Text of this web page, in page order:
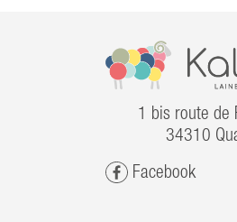
1 bis route de
34310
Facebook